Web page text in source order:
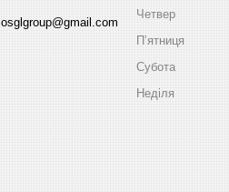
osglgroup@gmail.com
Четвер
Пʼятниця
Субота
Неділя